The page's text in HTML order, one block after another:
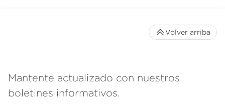
Mantente actualizado con nuestros
boletines informativos.
Volver arriba